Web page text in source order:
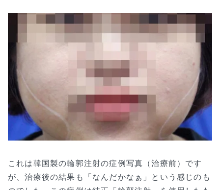
これは韓国製の輪郭注射の症例写真（治療前）です
が、治療後の結果も「なんだかなぁ」という感じのも